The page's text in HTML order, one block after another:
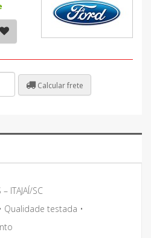
Calcular frete
ITAJAÍ/SC
Qualidade testada •